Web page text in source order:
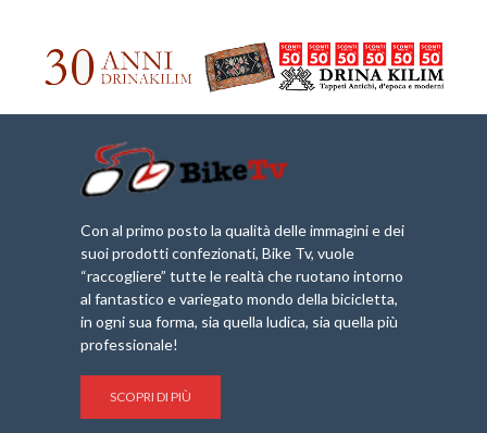
Con al primo posto la qualità delle immagini e dei
suoi prodotti confezionati, Bike Tv, vuole
“raccogliere” tutte le realtà che ruotano intorno
al fantastico e variegato mondo della bicicletta,
in ogni sua forma, sia quella ludica, sia quella più
professionale!
SCOPRI DI PIÙ